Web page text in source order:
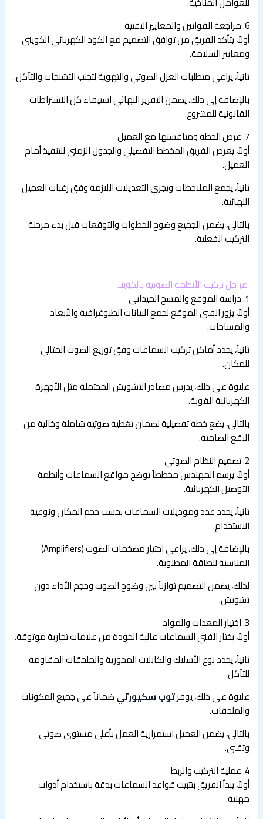
6. مراجعة القوانين والمعايير التقنية
أولاً، يتأكد الفريق من توافق التصميم مع الكود الكهربائي الكويتي
ومعايير السلامة.
ثانياً، يراعي متطلبات العزل الصوتي والتهوية لتجنب التشنجات والتآكل.
بالإضافة إلى ذلك، يضمن التقرير النهائي استيفاء كل الاشتراطات
القانونية للمشروع.
7. عرض الخطة ومناقشتها مع العميل
أولاً، يعرض الفريق المخطط التفصيلي والجدول الزمني للتنفيذ أمام
العميل.
ثانياً، يجمع الملاحظات ويجري التعديلات اللازمة وفق رغبات العميل
النهائية.
بالتالي، يضمن الجميع وضوح الخطوات والتوقعات قبل بدء مرحلة
التركيب الفعلية.
مراحل تركيب الأنظمة الصوتية بالكويت
1. دراسة الموقع والمسح الميداني
أولاً، يزور الفني الموقع لجمع البيانات الطبوغرافية والأبعاد
والمساحات.
ثانياً، يحدد أماكن تركيب السماعات وفق توزيع الصوت المثالي
للمكان.
علاوة على ذلك، يدرس مصادر التشويش المحتملة مثل الأجهزة
الكهربائية القوية.
بالتالي، يضع خطة تفصيلية لضمان تغطية صوتية شاملة وخالية من
البقع الصامتة.
2. تصميم النظام الصوتي
أولاً، يرسم المهندس مخططاً يوضح مواقع السماعات وأنظمة
التوصيل الكهربائية.
ثانياً، يحدد عدد وموديلات السماعات بحسب حجم المكان ونوعية
الاستخدام.
بالإضافة إلى ذلك، يراعي اختيار مضخمات الصوت (Amplifiers)
المناسبة للطاقة المطلوبة.
لذلك، يضمن التصميم توازناً بين وضوح الصوت وحجم الأداء دون
تشويش.
3. اختيار المعدات والمواد
أولاً، يختار الفني السماعات عالية الجودة من علامات تجارية موثوقة.
ثانياً، يحدد نوع الأسلاك والكابلات المحورية والملحقات المقاومة
للتآكل.
علاوة على ذلك، يوفرتوب سكيورتيضماناً على جميع المكونات
والملحقات.
بالتالي، يضمن العميل استمرارية العمل بأعلى مستوى صوتي
وتقني.
4. عملية التركيب والربط
أولاً، يبدأ الفريق بتثبيت قواعد السماعات بدقة باستخدام أدوات
مهنية.